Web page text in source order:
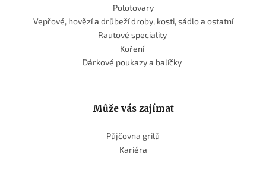
Polotovary
Vepřové, hovězí a drůbeží droby, kosti, sádlo a ostatní
Rautové speciality
Koření
Dárkové poukazy a balíčky
Může vás zajímat
Půjčovna grilů
Kariéra